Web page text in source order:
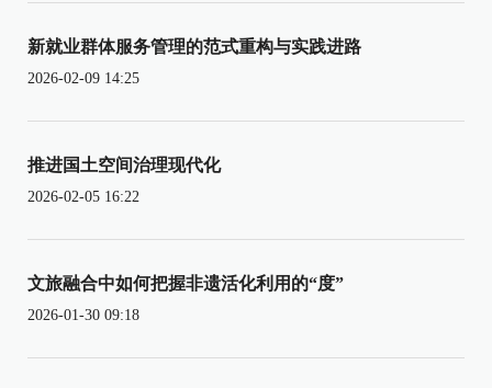
新就业群体服务管理的范式重构与实践进路
2026-02-09 14:25
推进国土空间治理现代化
2026-02-05 16:22
文旅融合中如何把握非遗活化利用的“度”
2026-01-30 09:18